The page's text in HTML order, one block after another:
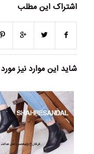
اشتراک این مطلب
شاید این موارد نیز